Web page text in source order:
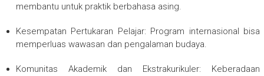
membantu untuk praktik berbahasa asing.
Kesempatan Pertukaran Pelajar: Program internasional bisa
memperluas wawasan dan pengalaman budaya.
Komunitas Akademik dan Ekstrakurikuler: Keberadaan